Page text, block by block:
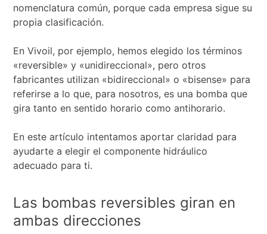
nomenclatura común, porque cada empresa sigue su
propia clasificación.
En Vivoil, por ejemplo, hemos elegido los términos
«reversible» y «unidireccional», pero otros
fabricantes utilizan «bidireccional» o «bisense» para
referirse a lo que, para nosotros, es una bomba que
gira tanto en sentido horario como antihorario.
En este artículo intentamos aportar claridad para
ayudarte a elegir el componente hidráulico
adecuado para ti.
Las bombas reversibles giran en
ambas direcciones